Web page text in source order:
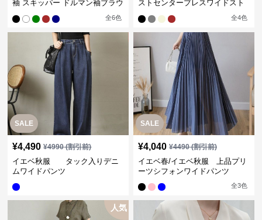
袖 スキッパー ドルマン袖ブラウ
全6色
ストセンタープレスワイドスト
全4色
SALE
¥4,490 ¥4990(割引前)
イエベ秋服 タック入りデニ
ムワイドパンツ
SALE
¥4,040 ¥4490(割引前)
イエベ春/イエベ秋服 上品プリ
ーツシフォンワイドパンツ
全3色
人気